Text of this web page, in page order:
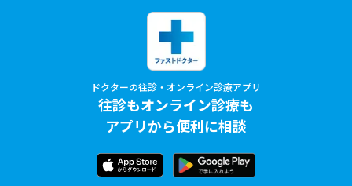
ドクターの往診・オンライン診療アプリ
往診もオンライン診療も
アプリから便利に相談